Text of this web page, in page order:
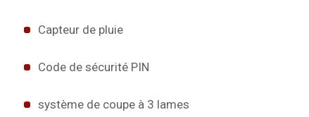
Capteur de pluie
Code de sécurité PIN
système de coupe à 3 lames